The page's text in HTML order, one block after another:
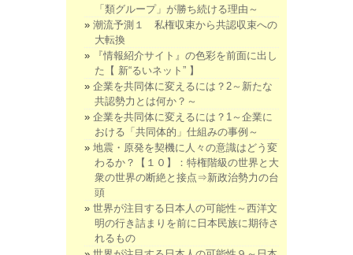
「類グループ」が勝ち続ける理由～
潮流予測１ 私権収束から共認収束への
大転換
『情報紹介サイト』の色彩を前面に出し
た【 新“るいネット” 】
企業を共同体に変えるには？2～新たな
共認勢力とは何か？～
企業を共同体に変えるには？1～企業に
おける「共同体的」仕組みの事例～
地震・原発を契機に人々の意識はどう変
わるか？【１０】：特権階級の世界と大
衆の世界の断絶と接点⇒新政治勢力の台
頭
世界が注目する日本人の可能性～西洋文
明の行き詰まりを前に日本民族に期待さ
れるもの